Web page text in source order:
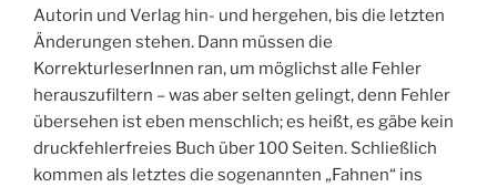
Autorin und Verlag hin- und hergehen, bis die letzten
Änderungen stehen. Dann müssen die
KorrekturleserInnen ran, um möglichst alle Fehler
herauszufiltern – was aber selten gelingt, denn Fehler
übersehen ist eben menschlich; es heißt, es gäbe kein
druckfehlerfreies Buch über 100 Seiten. Schließlich
kommen als letztes die sogenannten „Fahnen“ ins